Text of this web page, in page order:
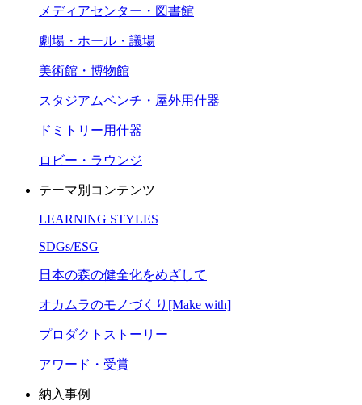
メディアセンター・図書館
劇場・ホール・議場
美術館・博物館
スタジアムベンチ・屋外用什器
ドミトリー用什器
ロビー・ラウンジ
テーマ別コンテンツ
LEARNING STYLES
SDGs/ESG
日本の森の健全化をめざして
オカムラのモノづくり[Make with]
プロダクトストーリー
アワード・受賞
納入事例